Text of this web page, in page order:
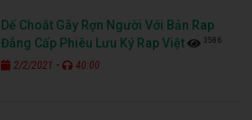
Dế Choắt Gây Rợn Người Với Bản Rap
Đẳng Cấp Phiêu Lưu Ký Rap Việt
3586
2/2/2021 - 40:00